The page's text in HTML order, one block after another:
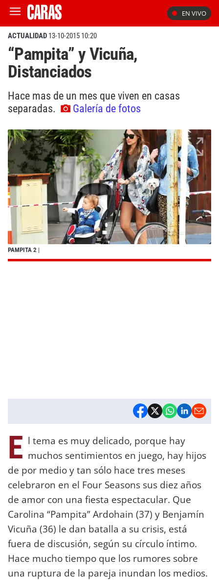
EN VIVO
ACTUALIDAD 13-10-2015 10:20
“Pampita” y Vicuña,
Distanciados
Hace mas de un mes que viven en casas
separadas.
Galería de fotos
PAMPITA 2 |
E l tema es muy delicado, porque hay
muchos sentimientos en juego, hay hijos
de por medio y tan sólo hace tres meses
celebraron en el Four Seasons sus diez años
de amor con una fiesta espectacular. Que
Carolina “Pampita” Ardohain (37) y Benjamín
Vicuña (36) le dan batalla a su crisis, está
fuera de discusión, según su círculo íntimo.
Hace mucho tiempo que los rumores sobre
una ruptura de la pareja inundan los medios.